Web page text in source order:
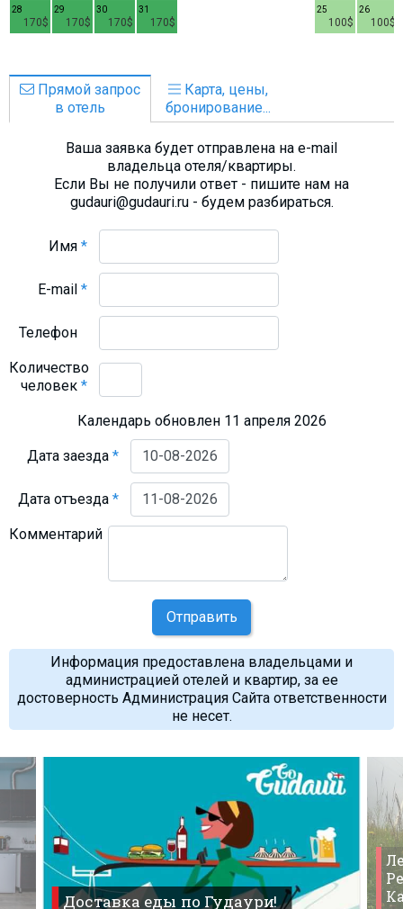
170$
28
170$
29
170$
30
170$
31
100$
25
100$
26
Прямой запрос
в отель
Карта, цены,
бронирование...
Ваша заявка будет отправлена на e-mail
владельца отеля/квартиры.
Если Вы не получили ответ - пишите нам на
gudauri@gudauri.ru - будем разбираться.
Имя*
E-mail*
Телефон
Количество
человек*
Календарь обновлен 11 апреля 2026
Дата заезда*
Дата отъезда*
Комментарий
Отправить
Информация предоставлена владельцами и
администрацией отелей и квартир, за ее
достоверность Администрация Сайта ответственности
не несет.
Доставка еды по Гудаури!